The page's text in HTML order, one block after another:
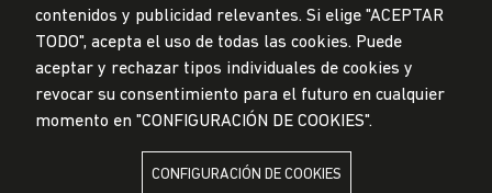
LA UNIVERSIDAD DE LIMA ES MIEMBRO DE
contenidos y publicidad relevantes. Si elige "ACEPTAR
TODO", acepta el uso de todas las cookies. Puede
aceptar y rechazar tipos individuales de cookies y
revocar su consentimiento para el futuro en cualquier
momento en "CONFIGURACIÓN DE COOKIES".
CONFIGURACIÓN DE COOKIES